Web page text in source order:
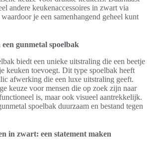
andere keukenaccessoires in zwart via
je een samenhangend geheel kunt
gunmetal spoelbak
biedt een unieke uitstraling die een beetje
keuken toevoegt. Dit type spoelbak heeft
afwerking die een luxe uitstraling geeft.
keuze voor mensen die op zoek zijn naar
is, maar ook visueel aantrekkelijk.
spoelbak duurzaam en bestand tegen
in zwart: een statement maken